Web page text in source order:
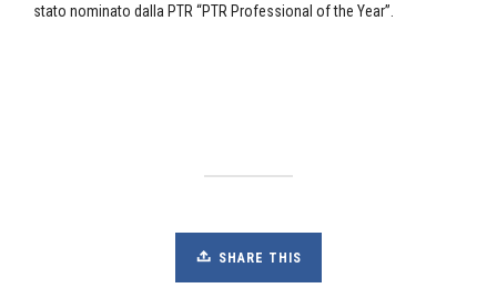
stato nominato dalla PTR “PTR Professional of the Year”.
SHARE THIS